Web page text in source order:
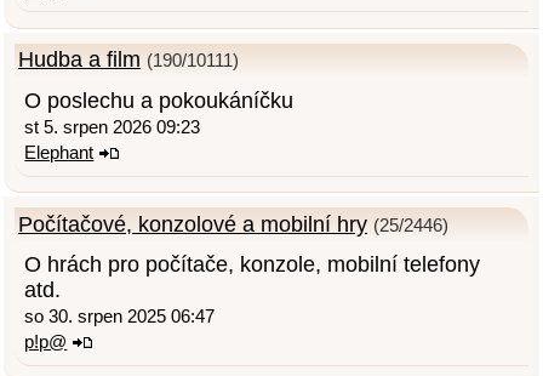
Hudba a film (190/10111)
O poslechu a pokoukáníčku
st 5. srpen 2026 09:23
Elephant
Počítačové, konzolové a mobilní hry (25/2446)
O hrách pro počítače, konzole, mobilní telefony
atd.
so 30. srpen 2025 06:47
p!p@